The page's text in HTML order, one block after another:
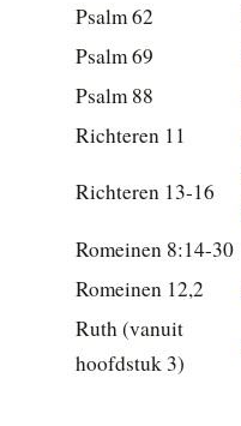
Psalm 62
Psalm 69
Psalm 88
Richteren 11
Richteren 13-16
Romeinen 8:14-30
Romeinen 12,2
Ruth (vanuit
hoofdstuk 3)